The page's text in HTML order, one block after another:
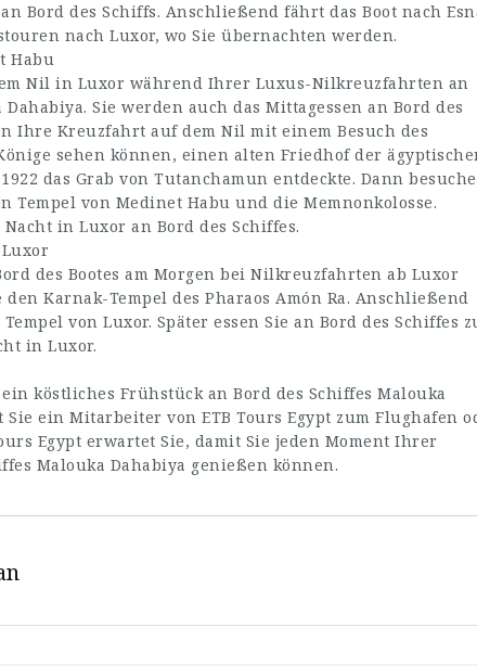
Bord des Schiffs. Anschließend fährt das Boot nach
nach Luxor, wo Sie übernachten werden.
Habu
Nil in Luxor während Ihrer Luxus-Nilkreuzfahrten an
Sie werden auch das Mittagessen an Bord des
Ihre Kreuzfahrt auf dem Nil mit einem Besuch des
sehen können, einen alten Friedhof der
das Grab von Tutanchamun entdeckte. Dann
Tempel von Medinet Habu und die Memnonkolosse.
in Luxor an Bord des Schiffes.
des Bootes am Morgen bei Nilkreuzfahrten ab Luxor
Karnak-Tempel des Pharaos Amón Ra. Anschließend
von Luxor. Später essen Sie an Bord des Schiffes
in Luxor.
köstliches Frühstück an Bord des Schiffes Malouka
ein Mitarbeiter von ETB Tours Egypt zum Flughafen
Egypt erwartet Sie, damit Sie jeden Moment Ihrer
Malouka Dahabiya genießen können.